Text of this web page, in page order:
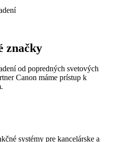
značky
od popredných svetových
Canon máme prístup k
systémy pre kancelárske a